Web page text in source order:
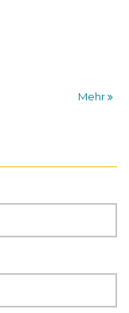
Mehr